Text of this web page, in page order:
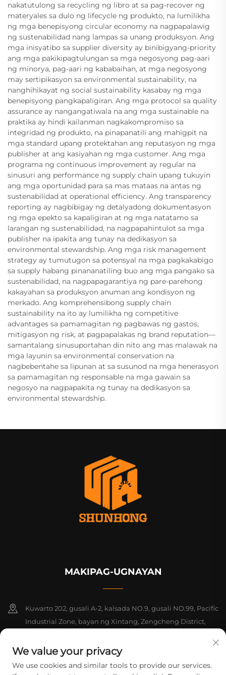
nakatutulong sa recycling ng libro at sa pag-recover ng
materyales sa dulo ng lifecycle ng produkto, na lumilikha
ng mga benepisyong circular economy na nagpapalawig
ng sustenabilidad nang lampas sa unang produksyon. Ang
mga inisyatibo sa supplier diversity ay binibigyang-priority
ang mga pakikipagtulungan sa mga negosyong pag-aari
ng minorya, pag-aari ng kababaihan, at mga negosyong
may sertipikasyon sa environmental sustainability, na
nanghihikayat ng social sustainability kasabay ng mga
benepisyong pangkapaligiran. Ang mga protocol sa quality
assurance ay nangangatiwala na ang mga sustainable na
praktika ay hindi kailanman nagkakompromiso sa
integridad ng produkto, na pinapanatili ang mahigpit na
mga standard upang protektahan ang reputasyon ng mga
publisher at ang kasiyahan ng mga customer. Ang mga
programa ng continuous improvement ay regular na
sinusuri ang performance ng supply chain upang tukuyin
ang mga oportunidad para sa mas mataas na antas ng
sustenabilidad at operational efficiency. Ang transparency
reporting ay nagbibigay ng detalyadong dokumentasyon
ng mga epekto sa kapaligiran at ng mga natatamo sa
larangan ng sustenabilidad, na nagpapahintulot sa mga
publisher na ipakita ang tunay na dedikasyon sa
environmental stewardship. Ang mga risk management
strategy ay tumutugon sa potensyal na mga pagkakabigo
sa supply habang pinananatiling buo ang mga pangako sa
sustenabilidad, na nagpapagarantiya ng pare-parehong
kakayahan sa produksyon anuman ang kondisyon ng
merkado. Ang komprehensibong supply chain
sustainability na ito ay lumilikha ng competitive
advantages sa pamamagitan ng pagbawas ng gastos,
mitigasyon ng risk, at pagpapalakas ng brand reputation—
samantalang sinusuportahan din nito ang mas malawak na
mga layunin sa environmental conservation na
nagbebentahe sa lipunan at sa susunod na mga henerasyon
sa pamamagitan ng responsable na mga gawain sa
negosyo na nagpapakita ng tunay na dedikasyon sa
environmental stewardship.
MAKIPAG-UGNAYAN
Kuwarto 202, gusali A-2, kalsada NO.9, gusali NO.99, Pacific
Industrial Zone, bayan ng Xintang, Zengcheng District,
+86-18925142858
We value your privacy
We use cookies and similar tools to provide our services.